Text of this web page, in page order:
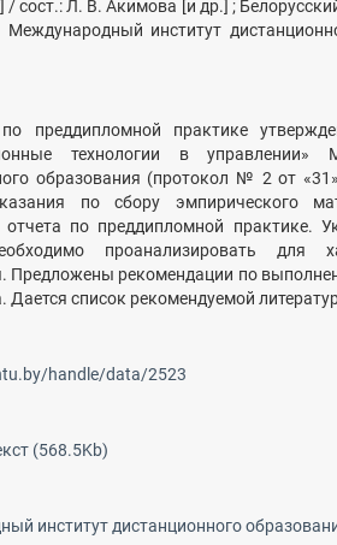
/ сост.: Л. В. Акимова [и др.] ;
Международный институт
преддипломной практике
технологии в управлении»
образования (протокол № 2 от
по сбору эмпирического
по преддипломной практике.
проанализировать для
Предложены рекомендации по
Дается список рекомендуемой
handle/data/2523
(568.5Kb)
институт дистанционного